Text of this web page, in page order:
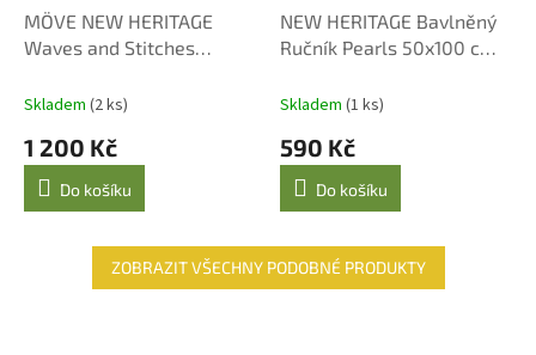
MÖVE NEW HERITAGE
Waves and Stitches
tmavě šedá
Skladem (2 ks)
1 200 Kč
Do košíku
NEW HERITAGE Bavlněný
Ručník Pearls 50x100 cm
Skladem (1 ks)
590 Kč
Do košíku
ZOBRAZIT VŠECHNY PODOBNÉ PRODUKTY